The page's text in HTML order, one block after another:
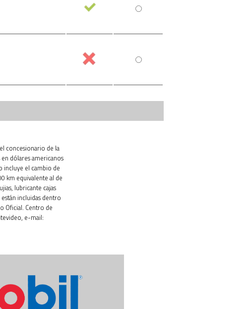
concesionario de la
en dólares americanos
incluye el cambio de
km equivalente al de
lubricante cajas
incluidas dentro
Oficial. Centro de
e-mail: